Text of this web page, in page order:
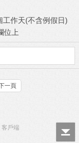
作天(不含例假日)
位上
一頁
客戶端